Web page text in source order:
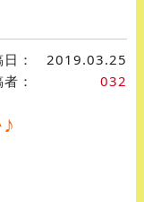
：
2019.03.25
：
032